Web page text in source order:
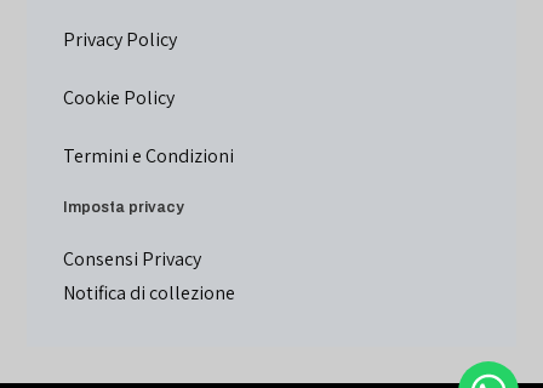
Privacy Policy
Cookie Policy
Termini e Condizioni
Imposta privacy
Consensi Privacy
Notifica di collezione